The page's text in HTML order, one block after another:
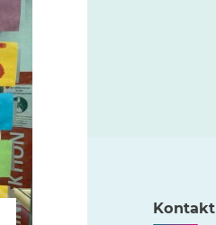
Kontakt